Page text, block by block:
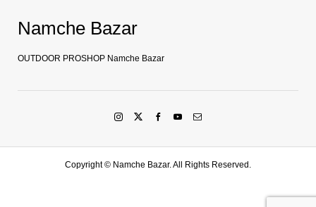
Namche Bazar
OUTDOOR PROSHOP Namche Bazar
Copyright © Namche Bazar. All Rights Reserved.